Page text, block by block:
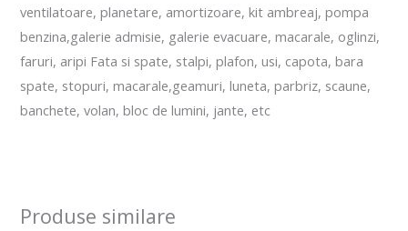
ventilatoare, planetare, amortizoare, kit ambreaj, pompa
benzina,galerie admisie, galerie evacuare, macarale, oglinzi,
faruri, aripi Fata si spate, stalpi, plafon, usi, capota, bara
spate, stopuri, macarale,geamuri, luneta, parbriz, scaune,
banchete, volan, bloc de lumini, jante, etc
Produse similare